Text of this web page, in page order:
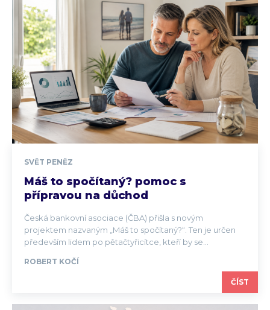
SVĚT PENĚZ
Máš to spočítaný? pomoc s
přípravou na důchod
Česká bankovní asociace (ČBA) přišla s novým
projektem nazvaným „Máš to spočítaný?“. Ten je určen
především lidem po pětačtyřicítce, kteří by se...
ROBERT KOČÍ
ČÍST